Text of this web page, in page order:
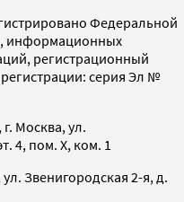
Федеральной
информационных
регистрационный
серия Эл №
Москва, ул.
4, пом. X, ком. 1
Звенигородская 2-я, д.